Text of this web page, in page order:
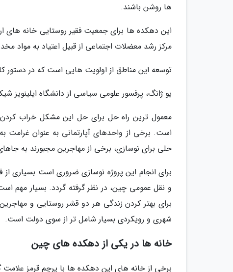
ها روشن باشند.
این دهکده ها برای جمعیت فقیر روستایی خانه های
مرکز رشد معضلات اجتماعی از قبیل اعتیاد به مواد
توسعه این مناطق از اولویت هایی است که در
یو ژانگ، پرفسور علومی سیاسی از دانشگاه ایلینویز
معمول ترین راه حل برای حل این مشکل خراب
است. برخی از واحدهای آپارتمانی به عنوان
حلی برای نوسازی، برخی از مهاجرین مجبورند به
برای انجام این پروژه نوسازی ضروری است بسیاری
و نقل عمومی چین، در نظر گرفته گردد. بسیار مهم
برای بهتر کردن زندگی هر دو قشر روستایی و
شهری و رویکردی بسیار شامل تر از سوی دولت است.
خانه ها در یکی از دهکده های چین
برخی از خانه های این دهکده ها با پرچم قرمز